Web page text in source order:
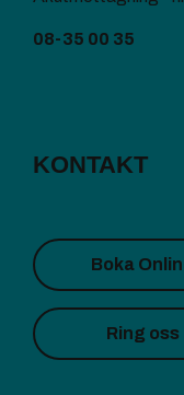
08-35 00 35
KONTAKT
Boka
Ring oss